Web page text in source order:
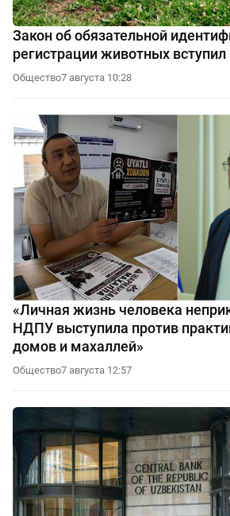
Закон об обязательной
регистрации животных вступил
Общество7 августа 10:28
«Личная жизнь человека
НДПУ выступила против
домов и махаллей»
Общество7 августа 12:57